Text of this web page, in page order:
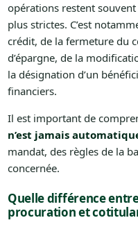
opérations restent
plus strictes. C’est
crédit, de la fermeture du
d’épargne, de la
la désignation d’un
financiers.
Il est important de
n’est jamais
mandat, des règles de la
concernée.
Quelle différence
procuration et